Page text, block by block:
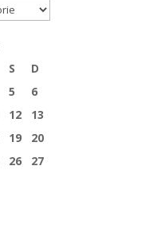
S
D
5
6
12
13
19
20
26
27